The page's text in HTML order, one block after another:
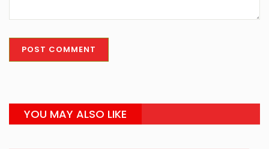
YOU MAY ALSO LIKE